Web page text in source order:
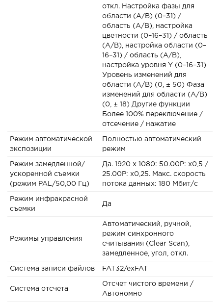
откл. Настройка фазы для
области (A/B) (0–31) /
область (A/B), настройка
цветности (0–16–31) / область
(A/B), настройка области (0–
16–31) / область (A/B),
настройка уровня Y (0–16–31)
Уровень изменений для
области (A/B) (0, ± 50) Фаза
изменений для области (A/B)
(0, ± 18) Другие функции
Более 100% переключение /
отсечение / нажатие
Режим автоматической
экспозиции
Полностью автоматический
режим
Режим замедленной/
ускоренной съемки
(режим PAL/50,00 Гц)
Да. 1920 x 1080: 50.00P: x0,5 /
25.00P: x0,25. Макс. скорость
потока данных: 180 Мбит/с
Режим инфракрасной
съемки
Да
Режимы управления
Автоматический, ручной,
режим синхронного
считывания (Clear Scan),
замедленное, угол, откл.
Система записи файлов FAT32/exFAT
Система отсчета
Отсчет чистого времени /
Автономно